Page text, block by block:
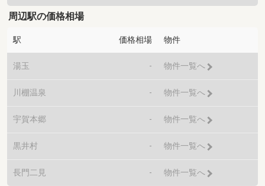
周辺駅の価格相場
駅 価格相場 物件
湯玉 - 物件一覧へ
川棚温泉 - 物件一覧へ
宇賀本郷 - 物件一覧へ
黒井村 - 物件一覧へ
長門二見 - 物件一覧へ